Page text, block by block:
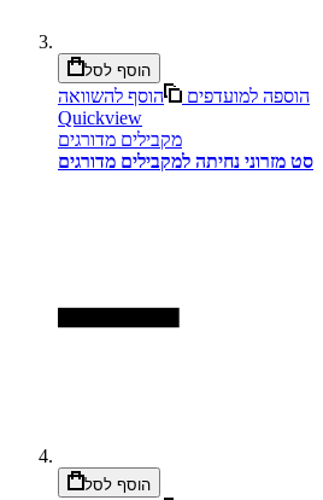
הוסף לסל
הוספה למועדפים
הוסף להשוואה
Quickview
מקבילים מדורגים
סט מזרוני נחיתה למקבילים מדורגים
הוסף לסל